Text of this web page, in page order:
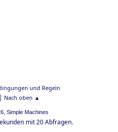
und Regeln
Nach oben ▲
, Simple Machines
mit 20 Abfragen.